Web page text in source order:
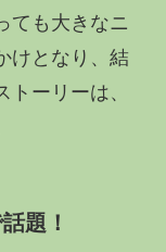
ても大きなニ
けとなり、結
ーリーは、
題！